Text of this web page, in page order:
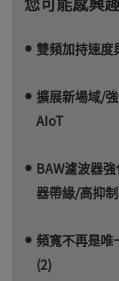
雙頻加持速
擴展新場域/
AIoT
BAW濾波器
器帶緣/高抑
頻寬不再是
(2)